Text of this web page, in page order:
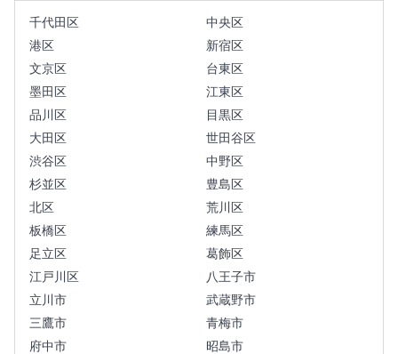
千代田区
中央区
港区
新宿区
文京区
台東区
墨田区
江東区
品川区
目黒区
大田区
世田谷区
渋谷区
中野区
杉並区
豊島区
北区
荒川区
板橋区
練馬区
足立区
葛飾区
江戸川区
八王子市
立川市
武蔵野市
三鷹市
青梅市
府中市
昭島市